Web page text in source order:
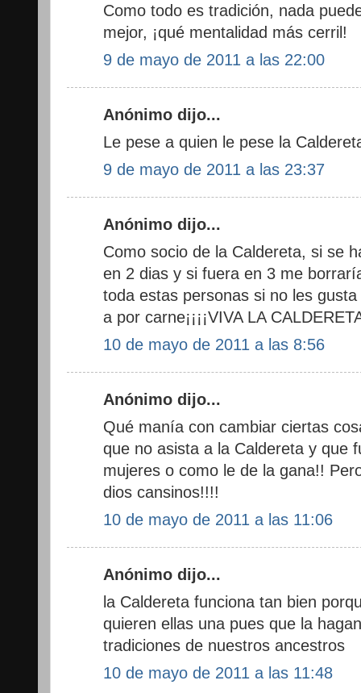
Como todo es tradición, nada
mejor, ¡qué mentalidad más cerril!
9 de mayo de 2011 a las 22:00
Anónimo dijo...
Le pese a quien le pese la
9 de mayo de 2011 a las 23:37
Anónimo dijo...
Como socio de la Caldereta, si se
en 2 dias y si fuera en 3 me
toda estas personas si no les
a por carne¡¡¡¡VIVA LA
10 de mayo de 2011 a las 8:56
Anónimo dijo...
Qué manía con cambiar ciertas
que no asista a la Caldereta y que
mujeres o como le de la gana!!
dios cansinos!!!!
10 de mayo de 2011 a las 11:06
Anónimo dijo...
la Caldereta funciona tan bien
quieren ellas una pues que la
tradiciones de nuestros ancestros
10 de mayo de 2011 a las 11:48